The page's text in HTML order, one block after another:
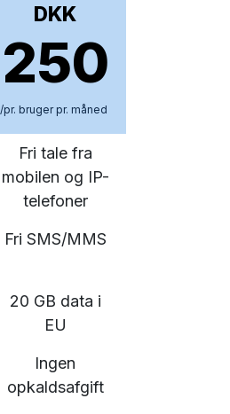
DKK
250
/pr. bruger pr. måned
Fri tale fra
mobilen og IP-
telefoner
Fri SMS/MMS
20 GB data i
EU
Ingen
opkaldsafgift